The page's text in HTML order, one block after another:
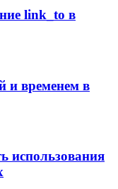
link_to в
и временем в
использования